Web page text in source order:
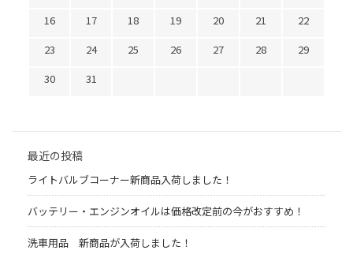
16
17 18 19 20 21
22
23
24 25 26 27 28
29
30
31
最近の投稿
ライトバルブコーナー新商品入荷しました！
バッテリー・エンジンオイルは価格改定前の今がおすすめ！
洗車用品 新商品が入荷しました！